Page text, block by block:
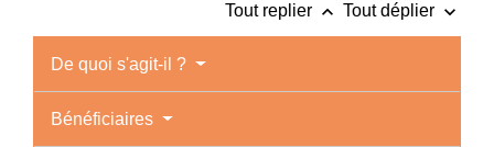
Tout replier keyboard_arrow_up Tout déplier keyboard_arrow_down
De quoi s'agit-il ?
Bénéficiaires